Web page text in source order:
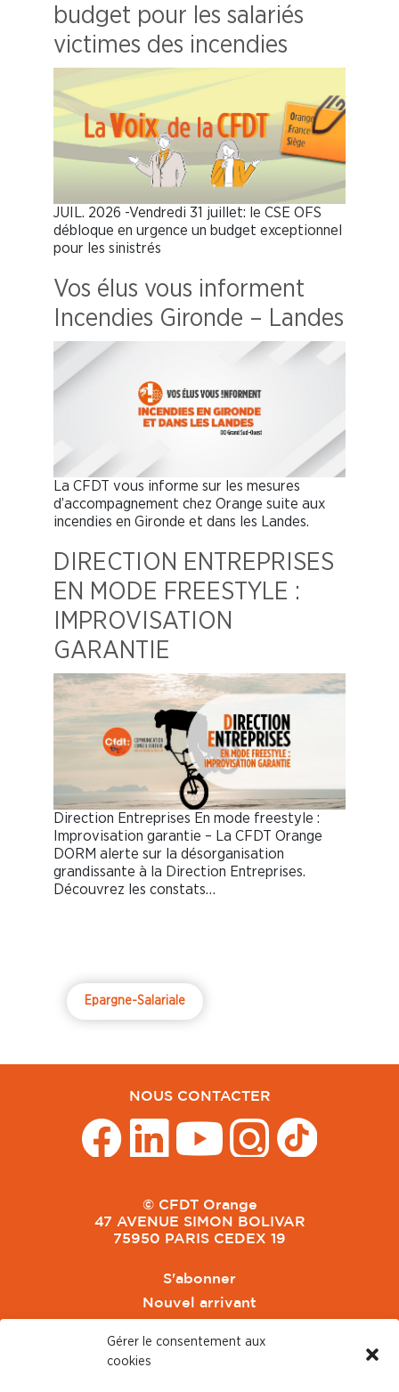
Gérer le consentement aux
cookies
budget pour les salariés
victimes des incendies
JUIL. 2026 -Vendredi 31 juillet: le CSE OFS
débloque en urgence un budget exceptionnel
pour les sinistrés
Vos élus vous informent
Incendies Gironde – Landes
La CFDT vous informe sur les mesures
d’accompagnement chez Orange suite aux
incendies en Gironde et dans les Landes.
DIRECTION ENTREPRISES
EN MODE FREESTYLE :
IMPROVISATION
GARANTIE
Direction Entreprises En mode freestyle :
Improvisation garantie – La CFDT Orange
DORM alerte sur la désorganisation
grandissante à la Direction Entreprises.
Découvrez les constats…
Epargne-Salariale
NOUS CONTACTER
© CFDT Orange
47 AVENUE SIMON BOLIVAR
75950 PARIS CEDEX 19
S'abonner
Nouvel arrivant